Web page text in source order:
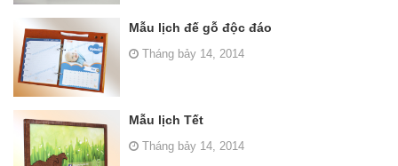
Mẫu lịch đế gỗ độc đáo
Tháng bảy 14, 2014
Mẫu lịch Tết
Tháng bảy 14, 2014